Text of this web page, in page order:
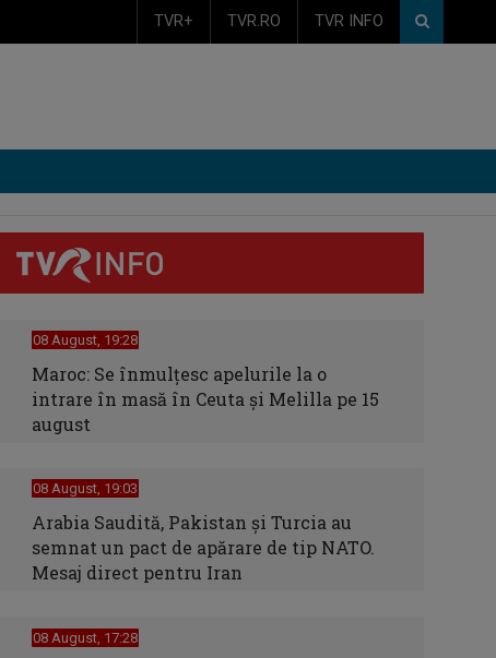
TVR+ TVR.RO TVR INFO
08 August, 19:28
Maroc: Se înmulţesc apelurile la o
intrare în masă în Ceuta şi Melilla pe 15
august
08 August, 19:03
Arabia Saudită, Pakistan și Turcia au
semnat un pact de apărare de tip NATO.
Mesaj direct pentru Iran
08 August, 17:28